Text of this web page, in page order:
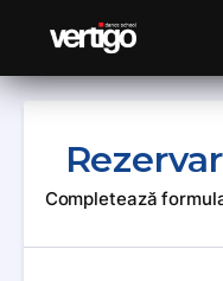
Completează